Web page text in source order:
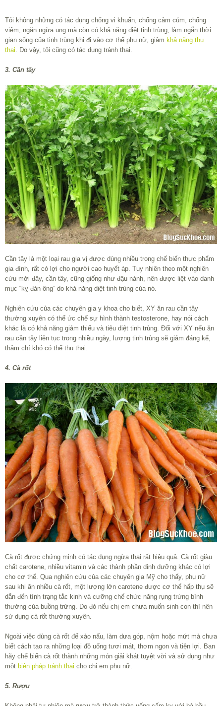
Tỏi không những có tác dụng chống vi khuẩn, chống cảm cúm, chống
viêm, ngăn ngừa ung mà còn có khả năng diệt tinh trùng, làm ngắn thời
gian sống của tinh trùng khi đi vào cơ thể phụ nữ, giảm khả năng thụ
thai. Do vậy, tỏi cũng có tác dụng tránh thai.
3. Cần tây
Cần tây là một loại rau gia vị được dùng nhiều trong chế biến thực phẩm
gia đình, rất có lợi cho người cao huyết áp. Tuy nhiên theo một nghiên
cứu mới đây, cần tây, cũng giống như đậu nành, nên được liệt vào danh
mục “kỵ đàn ông” do khả năng diệt tinh trùng của nó.
Nghiên cứu của các chuyên gia y khoa cho biết, XY ăn rau cần tây
thường xuyên có thể ức chế sự hình thành testosterone, hay nói cách
khác là có khả năng giảm thiểu và tiêu diệt tinh trùng. Đối với XY nếu ăn
rau cần tây liên tục trong nhiều ngày, lượng tinh trùng sẽ giảm đáng kể,
thậm chí khó có thể thụ thai.
4. Cà rốt
Cà rốt được chứng minh có tác dụng ngừa thai rất hiệu quả. Cà rốt giàu
chất carotene, nhiều vitamin và các thành phần dinh dưỡng khác có lợi
cho cơ thể. Qua nghiên cứu của các chuyên gia Mỹ cho thấy, phụ nữ
sau khi ăn nhiều cà rốt, một lượng lớn carotene được cơ thể hấp thụ sẽ
dẫn đến tình trạng tắc kinh và cưỡng chế chức năng rụng trứng bình
thường của buồng trứng. Do đó nếu chị em chưa muốn sinh con thì nên
sử dụng cà rốt thường xuyên.
Ngoài việc dùng cà rốt để xào nấu, làm dưa góp, nộm hoặc mứt mà chưa
biết cách tạo ra những loại đồ uống tươi mát, thơm ngon và tiện lợi. Bạn
hãy chế biến cà rốt thành những món giải khát tuyệt vời và sử dụng như
một biện pháp tránh thai cho chị em phụ nữ.
5. Rượu